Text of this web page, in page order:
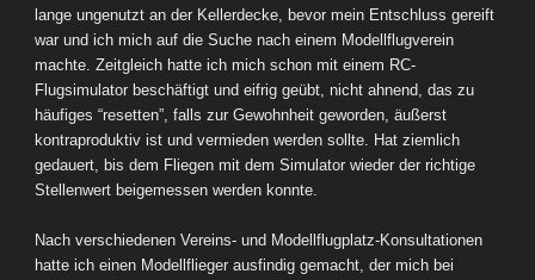
lange ungenutzt an der Kellerdecke, bevor mein Entschluss gereift
war und ich mich auf die Suche nach einem Modellflugverein
machte. Zeitgleich hatte ich mich schon mit einem RC-
Flugsimulator beschäftigt und eifrig geübt, nicht ahnend, das zu
häufiges “resetten”, falls zur Gewohnheit geworden, äußerst
kontraproduktiv ist und vermieden werden sollte. Hat ziemlich
gedauert, bis dem Fliegen mit dem Simulator wieder der richtige
Stellenwert beigemessen werden konnte.
Nach verschiedenen Vereins- und Modellflugplatz-Konsultationen
hatte ich einen Modellflieger ausfindig gemacht, der mich bei